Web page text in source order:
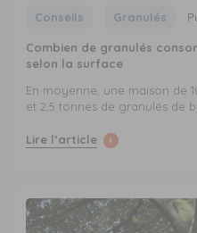
Conseils Granulés
Combien de granulés
selon la surface
En moyenne, une maison de
et 2,5 tonnes de granulés de
Lire l’article